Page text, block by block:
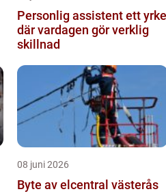
Personlig assistent ett yrke
där vardagen gör verklig
skillnad
08 juni 2026
Byte av elcentral västerås